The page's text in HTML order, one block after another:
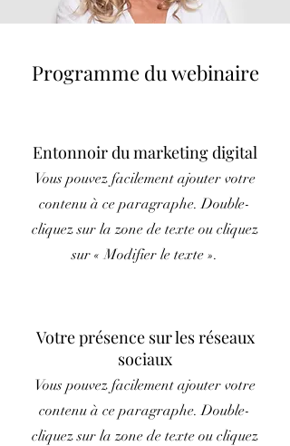
Programme du webinaire
Entonnoir du marketing digital
Vous pouvez facilement ajouter votre
contenu à ce paragraphe. Double-
cliquez sur la zone de texte ou cliquez
sur « Modifier le texte ».
Votre présence sur les réseaux
sociaux
Vous pouvez facilement ajouter votre
contenu à ce paragraphe. Double-
cliquez sur la zone de texte ou cliquez